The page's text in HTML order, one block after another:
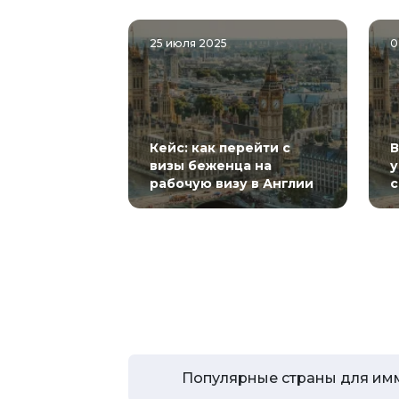
25 июля 2025
Кейс: как перейти с
визы беженца на
рабочую визу в Англии
Популярные страны для